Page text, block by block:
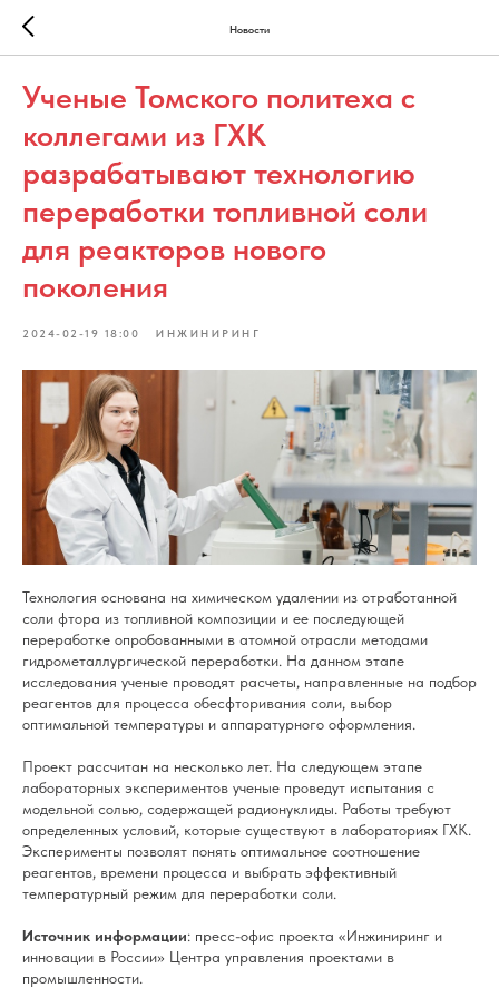
Новости
Ученые Томского политеха с
коллегами из ГХК
разрабатывают технологию
переработки топливной соли
для реакторов нового
поколения
2024-02-19 18:00 ИНЖИНИРИНГ
Технология основана на химическом удалении из отработанной
соли фтора из топливной композиции и ее последующей
переработке опробованными в атомной отрасли методами
гидрометаллургической переработки. На данном этапе
исследования ученые проводят расчеты, направленные на подбор
реагентов для процесса обесфторивания соли, выбор
оптимальной температуры и аппаратурного оформления.
Проект рассчитан на несколько лет. На следующем этапе
лабораторных экспериментов ученые проведут испытания с
модельной солью, содержащей радионуклиды. Работы требуют
определенных условий, которые существуют в лабораториях ГХК.
Эксперименты позволят понять оптимальное соотношение
реагентов, времени процесса и выбрать эффективный
температурный режим для переработки соли.
Источник информации: пресс-офис проекта «Инжиниринг и
инновации в России» Центра управления проектами в
промышленности.